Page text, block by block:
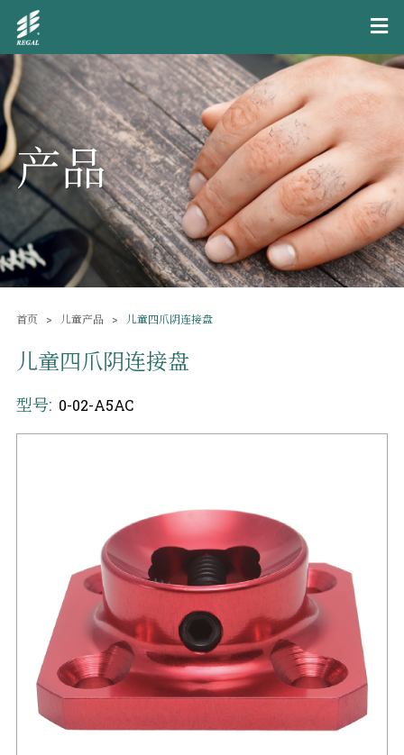
产品
首页 儿童产品 儿童四爪阴连接盘
儿童四爪阴连接盘
型号: 0-02-A5AC